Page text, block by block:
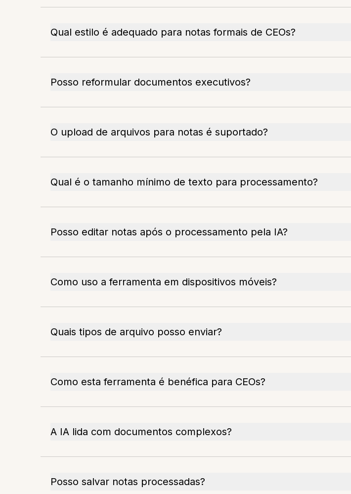
Qual estilo é adequado para notas formais de CEOs?
Posso reformular documentos executivos?
O upload de arquivos para notas é suportado?
Qual é o tamanho mínimo de texto para processamento?
Posso editar notas após o processamento pela IA?
Como uso a ferramenta em dispositivos móveis?
Quais tipos de arquivo posso enviar?
Como esta ferramenta é benéfica para CEOs?
A IA lida com documentos complexos?
Posso salvar notas processadas?